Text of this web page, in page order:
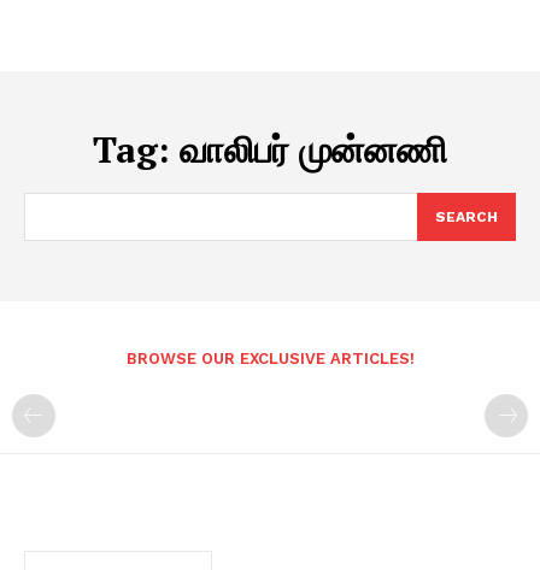
Tag: வாலிபர் முன்னணி
SEARCH
BROWSE OUR EXCLUSIVE ARTICLES!